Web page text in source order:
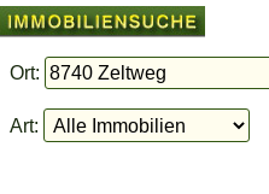
Ort:
Art: